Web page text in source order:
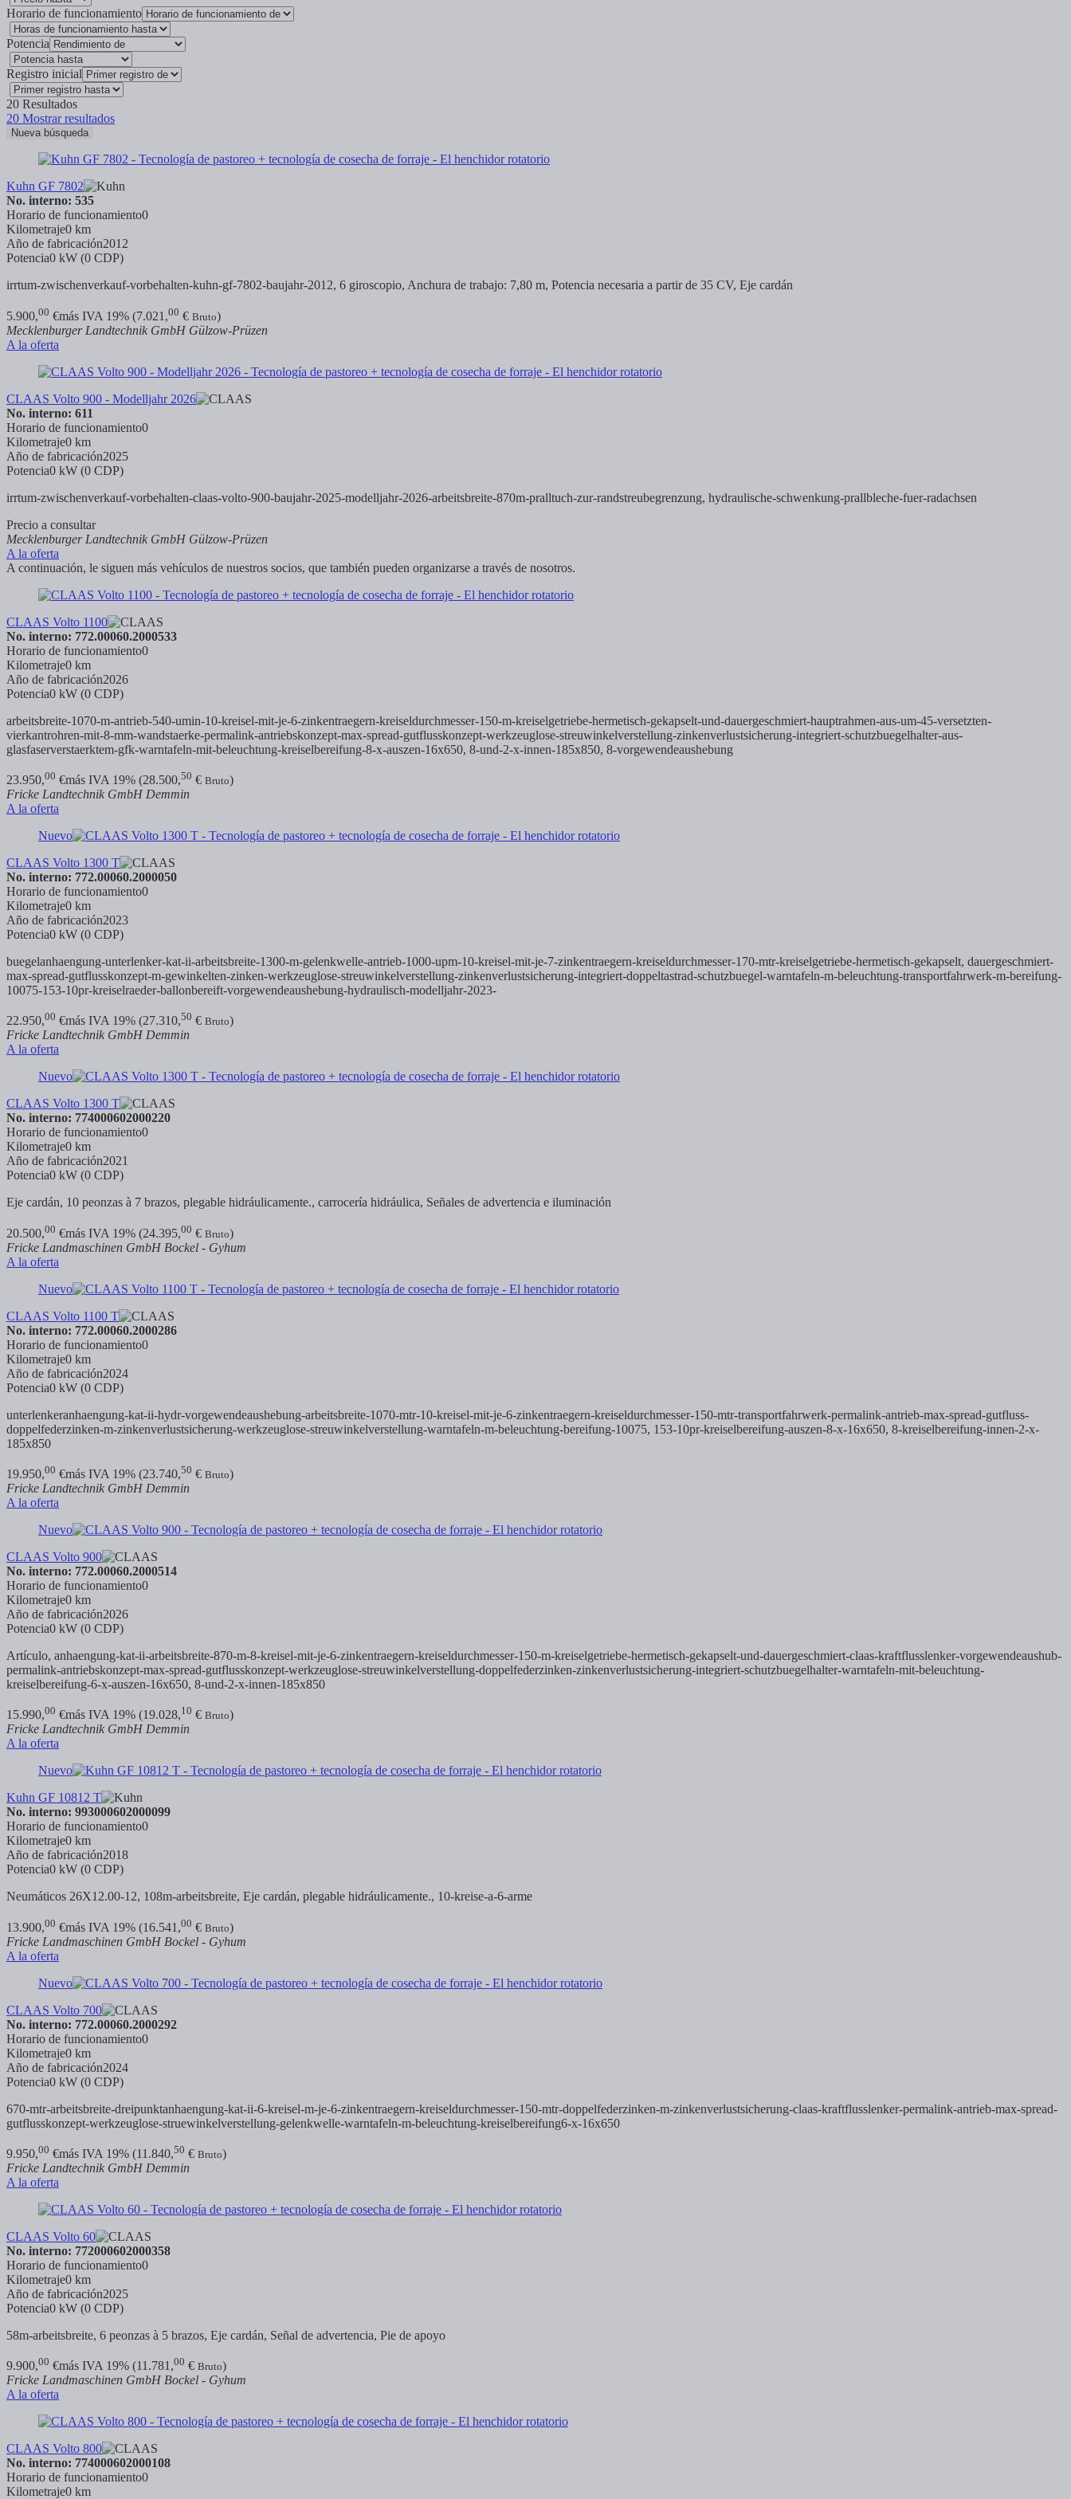
Horario de funcionamiento
Potencia
Registro inicial
20 Resultados
20 Mostrar resultados
Nueva búsqueda
Kuhn GF 7802
No. interno: 535
Horario de funcionamiento0
Kilometraje0 km
Año de fabricación2012
Potencia0 kW (0 CDP)
irrtum-zwischenverkauf-vorbehalten-kuhn-gf-7802-baujahr-2012, 6 giroscopio, Anchura de trabajo: 7,80 m, Potencia necesaria a partir de 35 CV, Eje cardán
5.900,00 €más IVA 19% (7.021,00 € Bruto)
Mecklenburger Landtechnik GmbH Gülzow-Prüzen
A la oferta
CLAAS Volto 900 - Modelljahr 2026
No. interno: 611
Horario de funcionamiento0
Kilometraje0 km
Año de fabricación2025
Potencia0 kW (0 CDP)
irrtum-zwischenverkauf-vorbehalten-claas-volto-900-baujahr-2025-modelljahr-2026-arbeitsbreite-870m-pralltuch-zur-randstreubegrenzung, hydraulische-schwenkung-prallbleche-fuer-radachsen
Precio a consultar
Mecklenburger Landtechnik GmbH Gülzow-Prüzen
A la oferta
A continuación, le siguen más vehículos de nuestros socios, que también pueden organizarse a través de nosotros.
CLAAS Volto 1100
No. interno: 772.00060.2000533
Horario de funcionamiento0
Kilometraje0 km
Año de fabricación2026
Potencia0 kW (0 CDP)
arbeitsbreite-1070-m-antrieb-540-umin-10-kreisel-mit-je-6-zinkentraegern-kreiseldurchmesser-150-m-kreiselgetriebe-hermetisch-gekapselt-und-dauergeschmiert-hauptrahmen-aus-um-45-versetzten-
vierkantrohren-mit-8-mm-wandstaerke-permalink-antriebskonzept-max-spread-gutflusskonzept-werkzeuglose-streuwinkelverstellung-zinkenverlustsicherung-integriert-schutzbuegelhalter-aus-
glasfaserverstaerktem-gfk-warntafeln-mit-beleuchtung-kreiselbereifung-8-x-auszen-16x650, 8-und-2-x-innen-185x850, 8-vorgewendeaushebung
23.950,00 €más IVA 19% (28.500,50 € Bruto)
Fricke Landtechnik GmbH Demmin
A la oferta
Nuevo
CLAAS Volto 1300 T
No. interno: 772.00060.2000050
Horario de funcionamiento0
Kilometraje0 km
Año de fabricación2023
Potencia0 kW (0 CDP)
buegelanhaengung-unterlenker-kat-ii-arbeitsbreite-1300-m-gelenkwelle-antrieb-1000-upm-10-kreisel-mit-je-7-zinkentraegern-kreiseldurchmesser-170-mtr-kreiselgetriebe-hermetisch-gekapselt, dauergeschmiert-
max-spread-gutflusskonzept-m-gewinkelten-zinken-werkzeuglose-streuwinkelverstellung-zinkenverlustsicherung-integriert-doppeltastrad-schutzbuegel-warntafeln-m-beleuchtung-transportfahrwerk-m-bereifung-
10075-153-10pr-kreiselraeder-ballonbereift-vorgewendeaushebung-hydraulisch-modelljahr-2023-
22.950,00 €más IVA 19% (27.310,50 € Bruto)
Fricke Landtechnik GmbH Demmin
A la oferta
Nuevo
CLAAS Volto 1300 T
No. interno: 774000602000220
Horario de funcionamiento0
Kilometraje0 km
Año de fabricación2021
Potencia0 kW (0 CDP)
Eje cardán, 10 peonzas à 7 brazos, plegable hidráulicamente., carrocería hidráulica, Señales de advertencia e iluminación
20.500,00 €más IVA 19% (24.395,00 € Bruto)
Fricke Landmaschinen GmbH Bockel - Gyhum
A la oferta
Nuevo
CLAAS Volto 1100 T
No. interno: 772.00060.2000286
Horario de funcionamiento0
Kilometraje0 km
Año de fabricación2024
Potencia0 kW (0 CDP)
unterlenkeranhaengung-kat-ii-hydr-vorgewendeaushebung-arbeitsbreite-1070-mtr-10-kreisel-mit-je-6-zinkentraegern-kreiseldurchmesser-150-mtr-transportfahrwerk-permalink-antrieb-max-spread-gutfluss-
doppelfederzinken-m-zinkenverlustsicherung-werkzeuglose-streuwinkelverstellung-warntafeln-m-beleuchtung-bereifung-10075, 153-10pr-kreiselbereifung-auszen-8-x-16x650, 8-kreiselbereifung-innen-2-x-
185x850
19.950,00 €más IVA 19% (23.740,50 € Bruto)
Fricke Landtechnik GmbH Demmin
A la oferta
Nuevo
CLAAS Volto 900
No. interno: 772.00060.2000514
Horario de funcionamiento0
Kilometraje0 km
Año de fabricación2026
Potencia0 kW (0 CDP)
Artículo, anhaengung-kat-ii-arbeitsbreite-870-m-8-kreisel-mit-je-6-zinkentraegern-kreiseldurchmesser-150-m-kreiselgetriebe-hermetisch-gekapselt-und-dauergeschmiert-claas-kraftflusslenker-vorgewendeaushub-
permalink-antriebskonzept-max-spread-gutflusskonzept-werkzeuglose-streuwinkelverstellung-doppelfederzinken-zinkenverlustsicherung-integriert-schutzbuegelhalter-warntafeln-mit-beleuchtung-
kreiselbereifung-6-x-auszen-16x650, 8-und-2-x-innen-185x850
15.990,00 €más IVA 19% (19.028,10 € Bruto)
Fricke Landtechnik GmbH Demmin
A la oferta
Nuevo
Kuhn GF 10812 T
No. interno: 993000602000099
Horario de funcionamiento0
Kilometraje0 km
Año de fabricación2018
Potencia0 kW (0 CDP)
Neumáticos 26X12.00-12, 108m-arbeitsbreite, Eje cardán, plegable hidráulicamente., 10-kreise-a-6-arme
13.900,00 €más IVA 19% (16.541,00 € Bruto)
Fricke Landmaschinen GmbH Bockel - Gyhum
A la oferta
Nuevo
CLAAS Volto 700
No. interno: 772.00060.2000292
Horario de funcionamiento0
Kilometraje0 km
Año de fabricación2024
Potencia0 kW (0 CDP)
670-mtr-arbeitsbreite-dreipunktanhaengung-kat-ii-6-kreisel-m-je-6-zinkentraegern-kreiseldurchmesser-150-mtr-doppelfederzinken-m-zinkenverlustsicherung-claas-kraftflusslenker-permalink-antrieb-max-spread-
gutflusskonzept-werkzeuglose-struewinkelverstellung-gelenkwelle-warntafeln-m-beleuchtung-kreiselbereifung6-x-16x650
9.950,00 €más IVA 19% (11.840,50 € Bruto)
Fricke Landtechnik GmbH Demmin
A la oferta
CLAAS Volto 60
No. interno: 772000602000358
Horario de funcionamiento0
Kilometraje0 km
Año de fabricación2025
Potencia0 kW (0 CDP)
58m-arbeitsbreite, 6 peonzas à 5 brazos, Eje cardán, Señal de advertencia, Pie de apoyo
9.900,00 €más IVA 19% (11.781,00 € Bruto)
Fricke Landmaschinen GmbH Bockel - Gyhum
A la oferta
CLAAS Volto 800
No. interno: 774000602000108
Horario de funcionamiento0
Kilometraje0 km